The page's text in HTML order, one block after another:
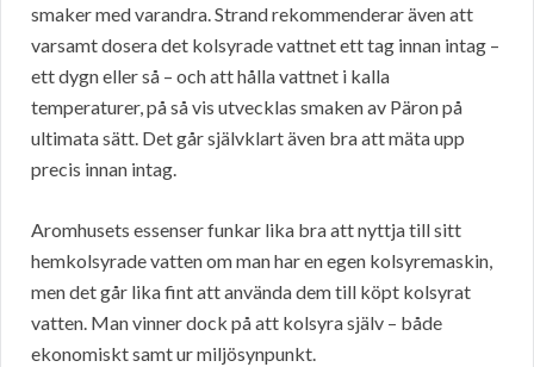
smaker med varandra. Strand rekommenderar även att
varsamt dosera det kolsyrade vattnet ett tag innan intag –
ett dygn eller så – och att hålla vattnet i kalla
temperaturer, på så vis utvecklas smaken av Päron på
ultimata sätt. Det går självklart även bra att mäta upp
precis innan intag.
Aromhusets essenser funkar lika bra att nyttja till sitt
hemkolsyrade vatten om man har en egen kolsyremaskin,
men det går lika fint att använda dem till köpt kolsyrat
vatten. Man vinner dock på att kolsyra själv – både
ekonomiskt samt ur miljösynpunkt.